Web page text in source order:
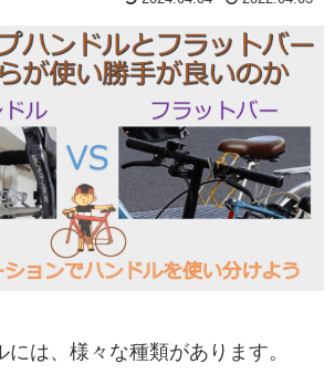
には、様々な種類があります。